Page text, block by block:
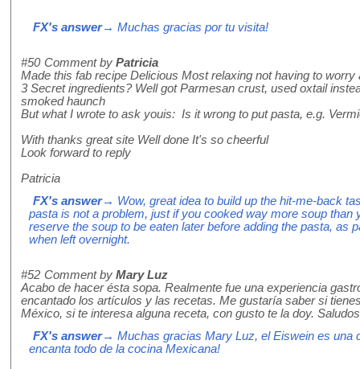
FX's answer→ Muchas gracias por tu visita!
#50 Comment by Patricia
Made this fab recipe Delicious Most relaxing not having to worry
3 Secret ingredients? Well got Parmesan crust, used oxtail
smoked haunch
But what I wrote to ask youis: Is it wrong to put pasta, e.g.
With thanks great site Well done It's so cheerful
Look forward to reply
Patricia
FX's answer→ Wow, great idea to build up the hit-me-back
pasta is not a problem, just if you cooked way more soup than
reserve the soup to be eaten later before adding the pasta, as
when left overnight.
#52 Comment by Mary Luz
Acabo de hacer ésta sopa. Realmente fue una experiencia
encantado los artículos y las recetas. Me gustaría saber si
México, si te interesa alguna receta, con gusto te la doy.
FX's answer→ Muchas gracias Mary Luz, el Eiswein es una
encanta todo de la cocina Mexicana!